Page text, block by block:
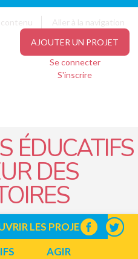
Aller à la navigation
AJOUTER UN PROJET
Se connecter
S'inscrire
ÉDUCATIFS
DES
LES PROJETS
AGIR